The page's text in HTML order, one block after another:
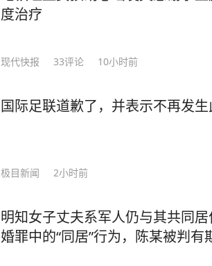
渐衰，恨怒颇甚。证圣中，乃焚明堂、天堂，并为灰
得多！他对武则天恭顺有礼，却从不
常取出自己珍藏的医书《黄帝内经》，给武则天讲
寿君主！ 沈南璆谦和内敛，深得武则天喜爱。 可见，人不可骄不可躁，应知进退，守
的时间采集整理翻阅大量的文件，
了解过的历史真相，书中从帝王到后
遗忘、扭曲、误读、篡改的历史资料
真实的色彩。 比如： 皇帝吃饭真顿顿满汉全席？乾隆的御膳大半都是摆着看的，吃不
完的还得赏给太监；秦桧和岳飞居
度治疗
现代快报 33评论 10小时前
国际足联道歉了，并表示不再发
极目新闻 2小时前
明知女子丈夫系军人仍与其共同
婚罪中的“同居”行为，陈某被判有